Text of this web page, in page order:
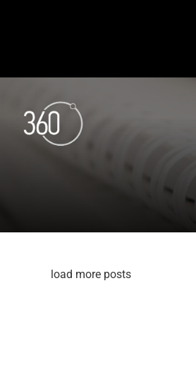
load more posts